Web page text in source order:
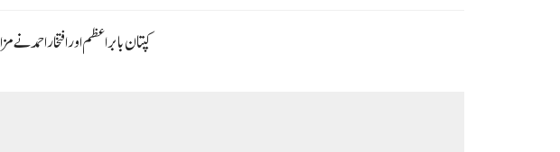
کپتان بابر اعظم اور افتخار احمد